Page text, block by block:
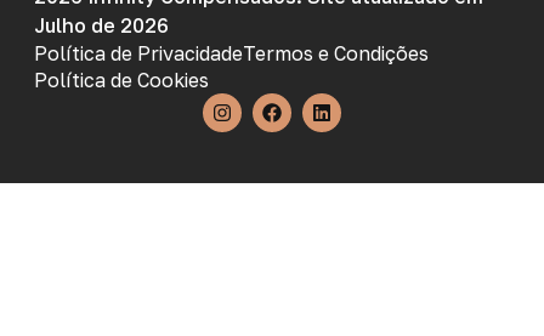
Julho de 2026
Política de PrivacidadeTermos e Condições
Política de Cookies